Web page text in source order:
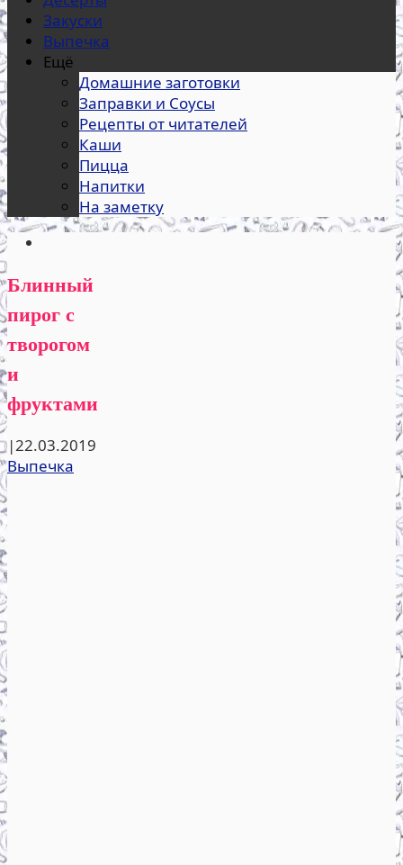
Закуски
Выпечка
Ещё
Домашние заготовки
Заправки и Соусы
Рецепты от читателей
Каши
Пицца
Напитки
На заметку
Блинный
пирог с
творогом
и
фруктами
|22.03.2019
Выпечка